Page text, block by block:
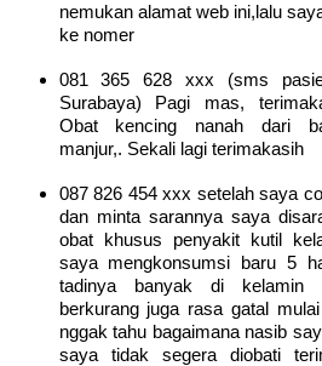
nemukan alamat web ini,lalu
ke nomer
081 365 628 xxx (sms
Surabaya) Pagi mas,
Obat kencing nanah dari
manjur,. Sekali lagi terimakasih
087 826 454 xxx setelah saya
dan minta sarannya saya
obat khusus penyakit kutil
saya mengkonsumsi baru 5
tadinya banyak di kelamin
berkurang juga rasa gatal
nggak tahu bagaimana nasib
saya tidak segera diobati